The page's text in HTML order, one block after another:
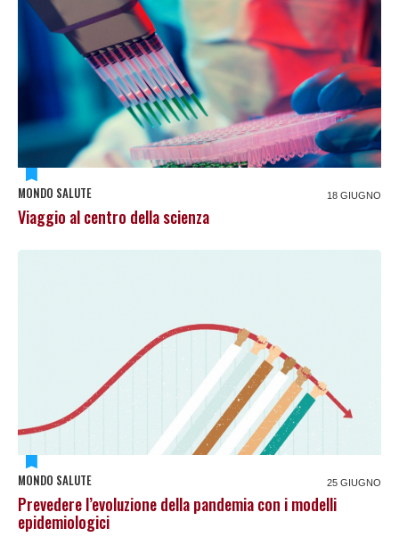
MONDO SALUTE 18 GIUGNO
Viaggio al centro della scienza
MONDO SALUTE 25 GIUGNO
Prevedere l’evoluzione della pandemia con i modelli
epidemiologici